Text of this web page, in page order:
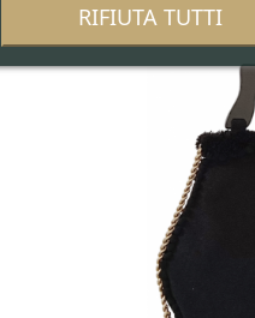
RIFIUTA TUTTI